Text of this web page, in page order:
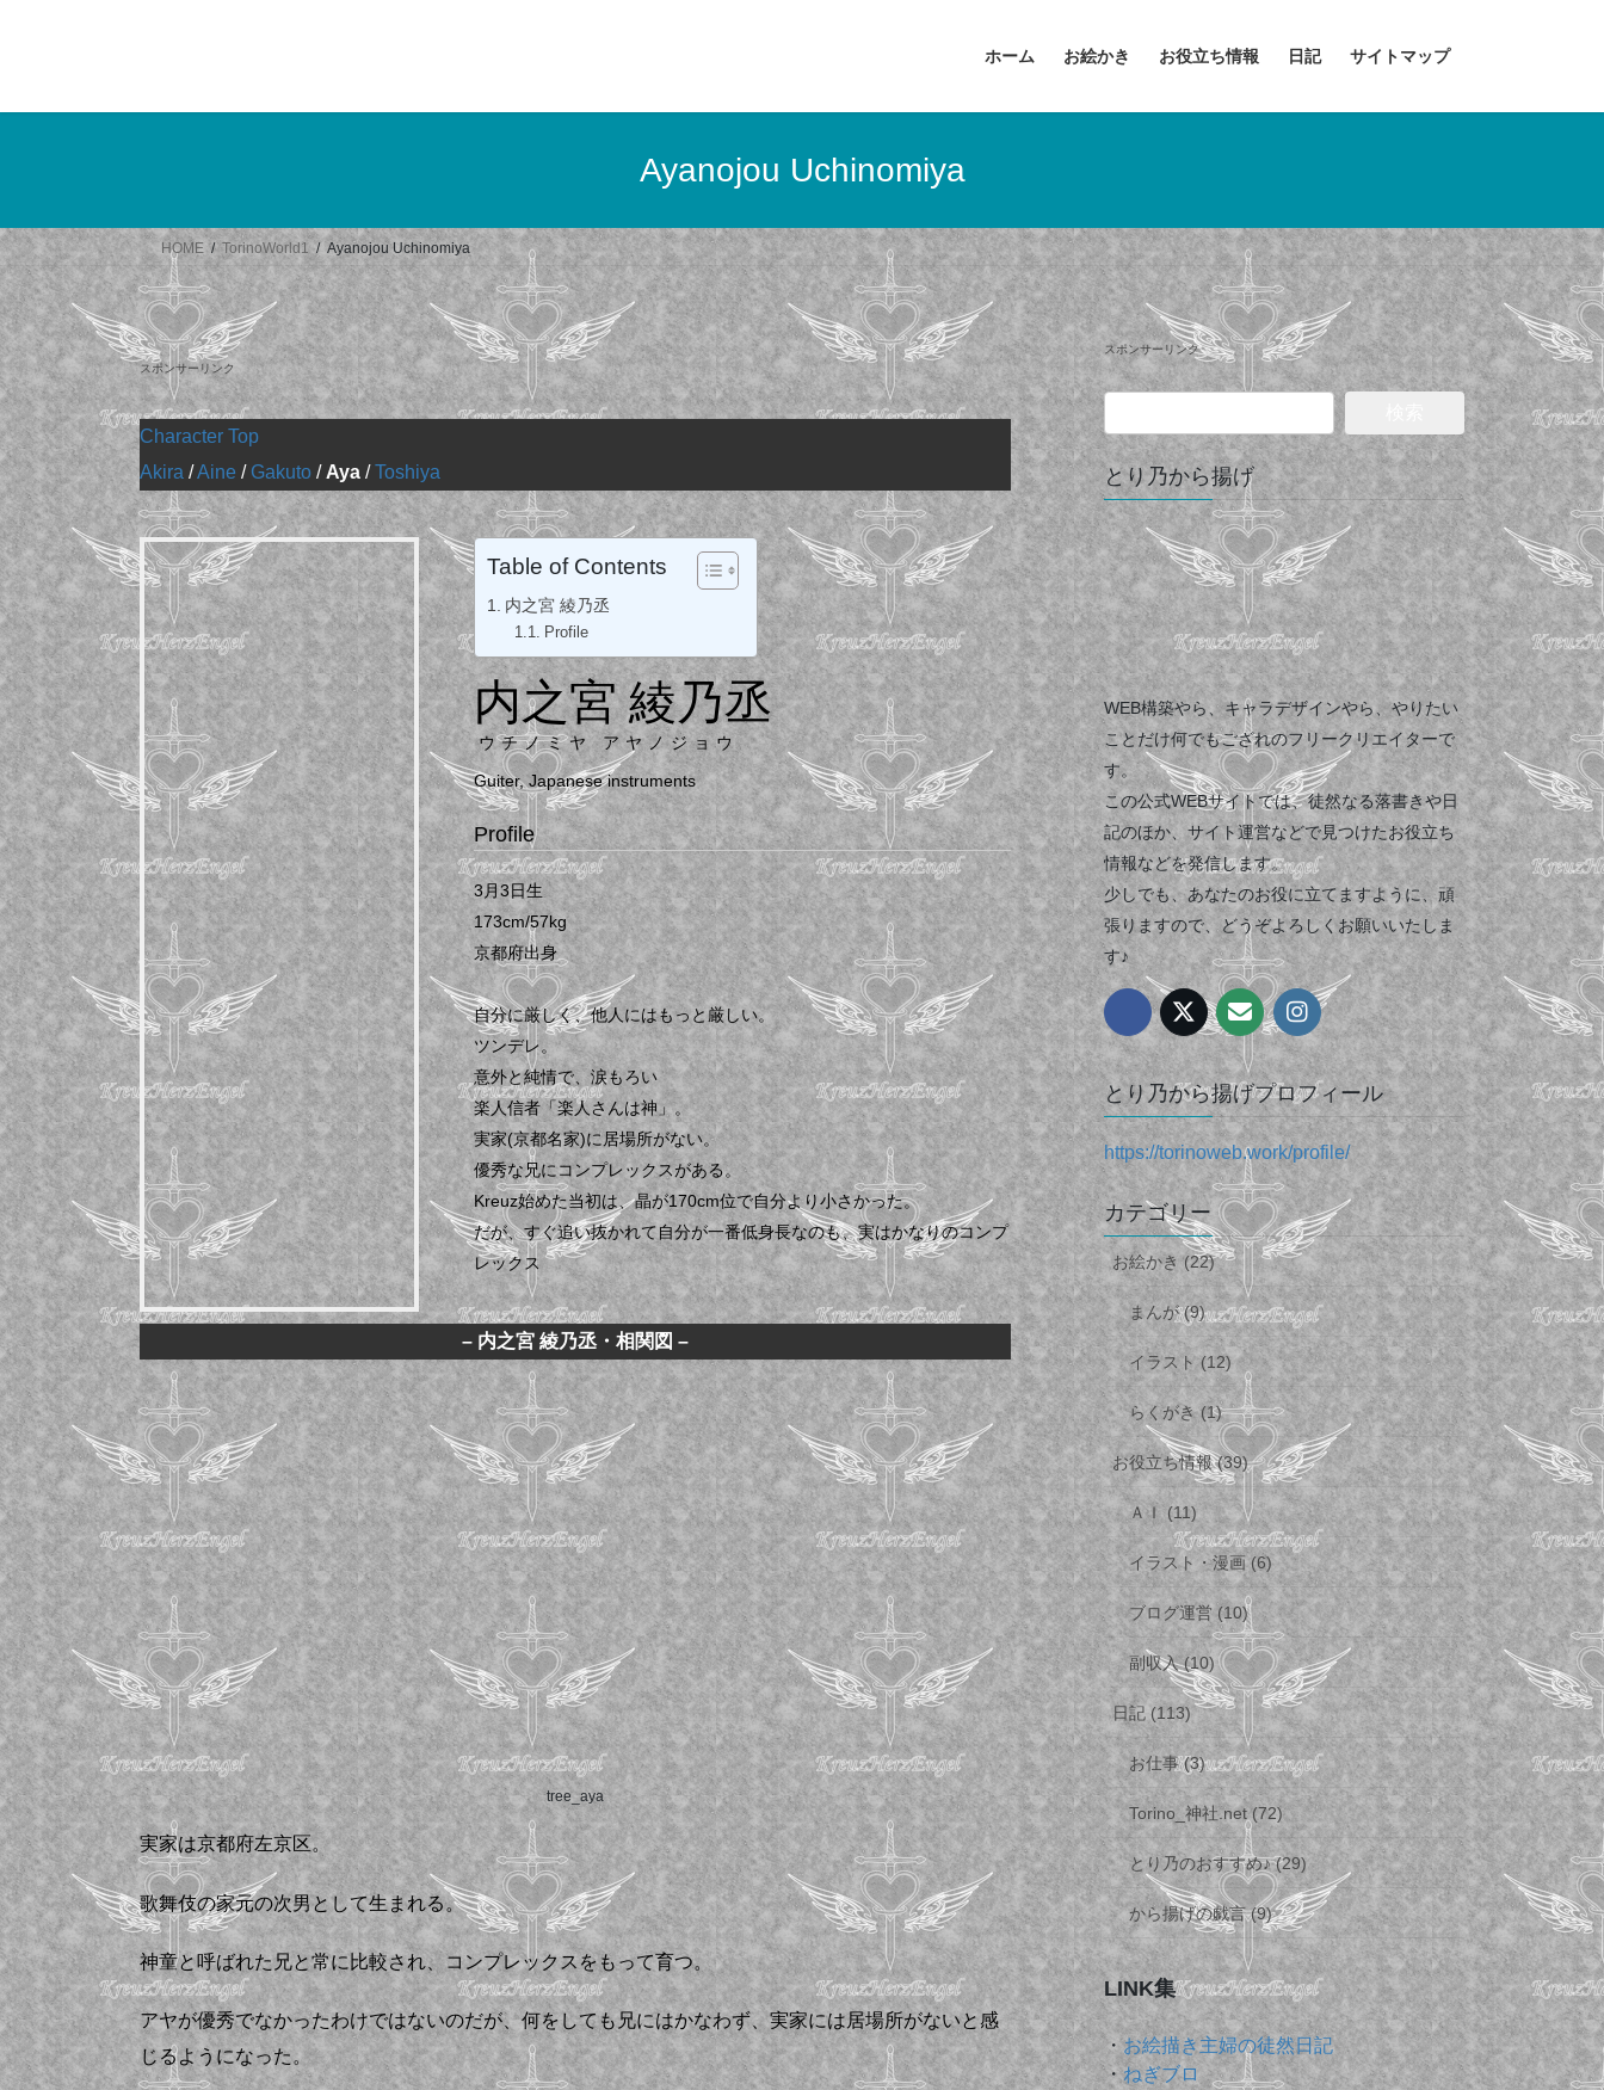
ッ
プ
移
動
ホーム お絵かき お役立ち情報 日記 サイトマップ
Ayanojou Uchinomiya
HOME TorinoWorld1 Ayanojou Uchinomiya
スポンサーリンク
Character Top
Akira /Aine / Gakuto / Aya /Toshiya
Table of Contents
内之宮 綾乃丞
Profile
内之宮 綾乃丞
ウチノミヤ アヤノジョウ
Guiter, Japanese instruments
Profile
3月3日生
173cm/57kg
京都府出身
自分に厳しく、他人にはもっと厳しい。
ツンデレ。
意外と純情で、涙もろい
楽人信者「楽人さんは神」。
実家(京都名家)に居場所がない。
優秀な兄にコンプレックスがある。
Kreuz始めた当初は、晶が170cm位で自分より小さかった。
だが、すぐ追い抜かれて自分が一番低身長なのも、実はかなりのコンプ
レックス
– 内之宮 綾乃丞・相関図 –
tree_aya
実家は京都府左京区。
歌舞伎の家元の次男として生まれる。
神童と呼ばれた兄と常に比較され、コンプレックスをもって育つ。
アヤが優秀でなかったわけではないのだが、何をしても兄にはかなわず、実家には居場所がないと感
じるようになった。
スポンサーリンク
検
索:
とり乃から揚げ
WEB構築やら、キャラデザインやら、やりたい
ことだけ何でもござれのフリークリエイターで
す。
この公式WEBサイトでは、徒然なる落書きや日
記のほか、サイト運営などで見つけたお役立ち
情報などを発信します。
少しでも、あなたのお役に立てますように、頑
張りますので、どうぞよろしくお願いいたしま
す♪
とり乃から揚げプロフィール
https://torinoweb.work/profile/
カテゴリー
お絵かき (22)
まんが (9)
イラスト (12)
らくがき (1)
お役立ち情報 (39)
ＡＩ (11)
イラスト・漫画 (6)
ブログ運営 (10)
副収入 (10)
日記 (113)
お仕事 (3)
Torino_神社.net (72)
とり乃のおすすめ♪ (29)
から揚げの戯言 (9)
LINK集
・お絵描き主婦の徒然日記
・ねぎブロ